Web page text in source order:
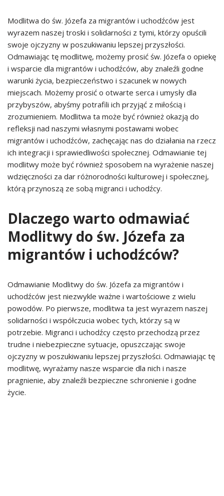
Modlitwa do św. Józefa za migrantów i uchodźców jest
wyrazem naszej troski i solidarności z tymi, którzy opuścili
swoje ojczyzny w poszukiwaniu lepszej przyszłości.
Odmawiając tę modlitwę, możemy prosić św. Józefa o opiekę
i wsparcie dla migrantów i uchodźców, aby znaleźli godne
warunki życia, bezpieczeństwo i szacunek w nowych
miejscach. Możemy prosić o otwarte serca i umysły dla
przybyszów, abyśmy potrafili ich przyjąć z miłością i
zrozumieniem. Modlitwa ta może być również okazją do
refleksji nad naszymi własnymi postawami wobec
migrantów i uchodźców, zachęcając nas do działania na rzecz
ich integracji i sprawiedliwości społecznej. Odmawianie tej
modlitwy może być również sposobem na wyrażenie naszej
wdzięczności za dar różnorodności kulturowej i społecznej,
którą przynoszą ze sobą migranci i uchodźcy.
Dlaczego warto odmawiać
Modlitwy do św. Józefa za
migrantów i uchodźców?
Odmawianie Modlitwy do św. Józefa za migrantów i
uchodźców jest niezwykle ważne i wartościowe z wielu
powodów. Po pierwsze, modlitwa ta jest wyrazem naszej
solidarności i współczucia wobec tych, którzy są w
potrzebie. Migranci i uchodźcy często przechodzą przez
trudne i niebezpieczne sytuacje, opuszczając swoje
ojczyzny w poszukiwaniu lepszej przyszłości. Odmawiając tę
modlitwę, wyrażamy nasze wsparcie dla nich i nasze
pragnienie, aby znaleźli bezpieczne schronienie i godne
życie.